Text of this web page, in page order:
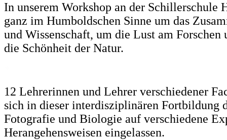
In unserem Workshop an der Schillerschule
ganz im Humboldschen Sinne um das
und Wissenschaft, um die Lust am Forschen
die Schönheit der Natur.
12 Lehrerinnen und Lehrer verschiedener
sich in dieser interdisziplinären Fortbildung
Fotografie und Biologie auf verschiedene
Herangehensweisen eingelassen.